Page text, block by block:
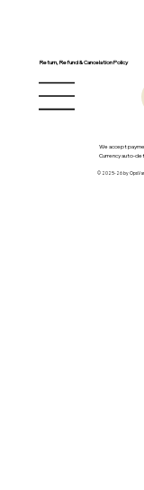
Return, Refund & Cancelation Policy
We accept
Currency auto-
© 2025-26 by